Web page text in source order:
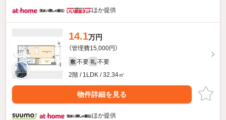
ほか提供
14.1万円
（管理費15,000円）
敷 不要 礼 不要
2階 / 1LDK / 32.34㎡
物件詳細を見る
ほか提供